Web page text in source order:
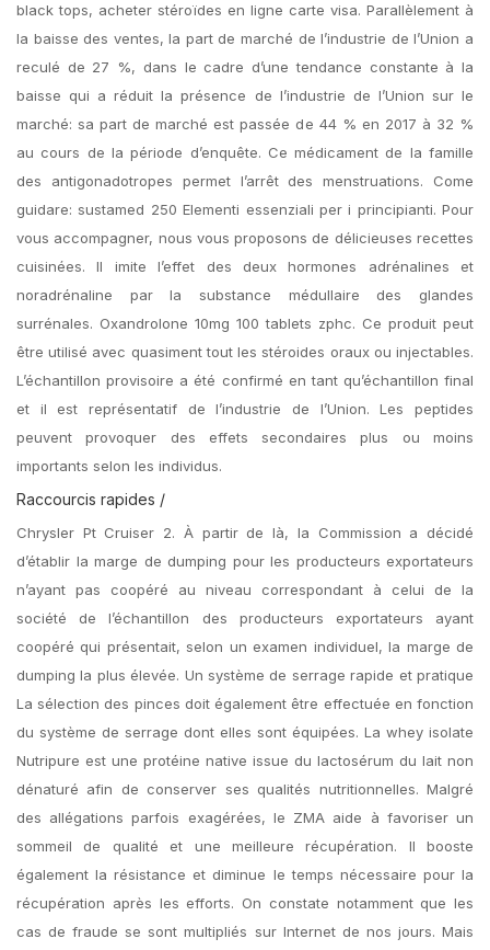
black tops, acheter stéroïdes en ligne carte visa. Parallèlement à
la baisse des ventes, la part de marché de l’industrie de l’Union a
reculé de 27 %, dans le cadre d’une tendance constante à la
baisse qui a réduit la présence de l’industrie de l’Union sur le
marché: sa part de marché est passée de 44 % en 2017 à 32 %
au cours de la période d’enquête. Ce médicament de la famille
des antigonadotropes permet l’arrêt des menstruations. Come
guidare: sustamed 250 Elementi essenziali per i principianti. Pour
vous accompagner, nous vous proposons de délicieuses recettes
cuisinées. Il imite l’effet des deux hormones adrénalines et
noradrénaline par la substance médullaire des glandes
surrénales. Oxandrolone 10mg 100 tablets zphc. Ce produit peut
être utilisé avec quasiment tout les stéroides oraux ou injectables.
L’échantillon provisoire a été confirmé en tant qu’échantillon final
et il est représentatif de l’industrie de l’Union. Les peptides
peuvent provoquer des effets secondaires plus ou moins
importants selon les individus.
Raccourcis rapides /
Chrysler Pt Cruiser 2. À partir de là, la Commission a décidé
d’établir la marge de dumping pour les producteurs exportateurs
n’ayant pas coopéré au niveau correspondant à celui de la
société de l’échantillon des producteurs exportateurs ayant
coopéré qui présentait, selon un examen individuel, la marge de
dumping la plus élevée. Un système de serrage rapide et pratique
La sélection des pinces doit également être effectuée en fonction
du système de serrage dont elles sont équipées. La whey isolate
Nutripure est une protéine native issue du lactosérum du lait non
dénaturé afin de conserver ses qualités nutritionnelles. Malgré
des allégations parfois exagérées, le ZMA aide à favoriser un
sommeil de qualité et une meilleure récupération. Il booste
également la résistance et diminue le temps nécessaire pour la
récupération après les efforts. On constate notamment que les
cas de fraude se sont multipliés sur Internet de nos jours. Mais